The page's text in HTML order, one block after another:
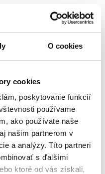
O cookies
cookies
poskytovanie funkcií
používame
ako používate naše
našim partnerom v
a analýzy. Títo partneri
s ďalšími
ktoré od vás získali,